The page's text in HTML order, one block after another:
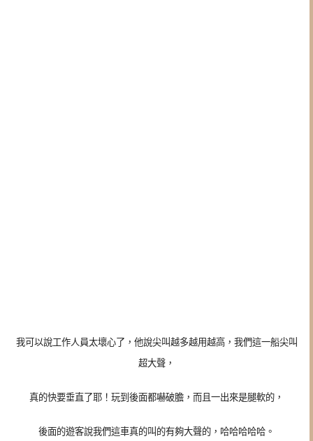
我可以說工作人員太壞心了，他說尖叫越多越用越高，我們這一船尖叫
超大聲，
真的快要垂直了耶！玩到後面都嚇破膽，而且一出來是腿軟的，
後面的遊客說我們這車真的叫的有夠大聲的，哈哈哈哈哈。